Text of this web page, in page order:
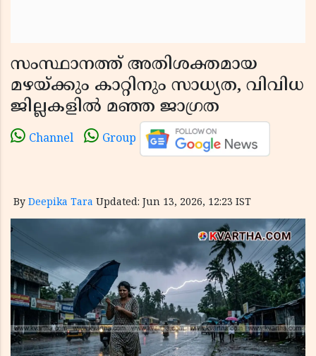
സംസ്ഥാനത്ത് അതിശക്തമായ
മഴയ്ക്കും കാറ്റിനും സാധ്യത, വിവിധ
ജില്ലകളിൽ മഞ്ഞ ജാഗ്രത
Channel Group
By Deepika Tara Updated: Jun 13, 2026, 12:23 IST